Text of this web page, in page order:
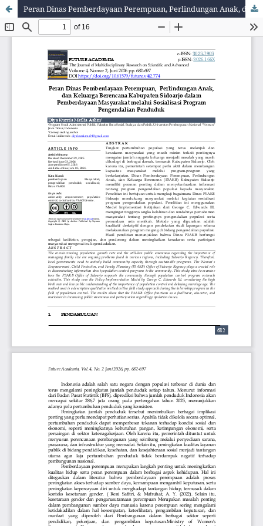
Peran Dinas Pemberdayaan Perempuan, Perlindungan Anak, dan Keluarga Berencana Kabupaten Sidoarjo dalam Pemberdayaan Masyarakat melalui Sosialisasi Program Pengendalian Penduduk